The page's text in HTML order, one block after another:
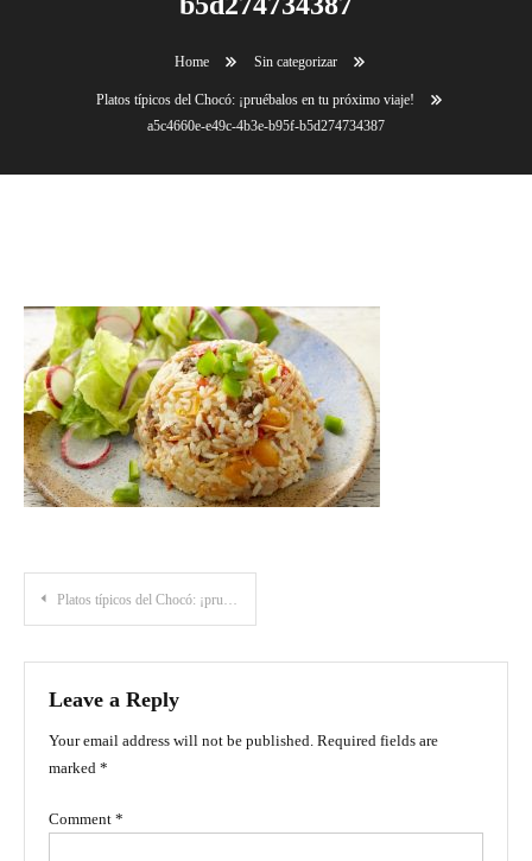
Home Sin categorizar
Platos típicos del Chocó: ¡pruébalos en tu próximo viaje!
a5c4660e-e49c-4b3e-b95f-b5d274734387
Post
navigation
Platos típicos del Chocó: ¡pruébalos en tu próximo viaje!
Leave a Reply
Your email address will not be published. Required fields are
marked *
Comment *